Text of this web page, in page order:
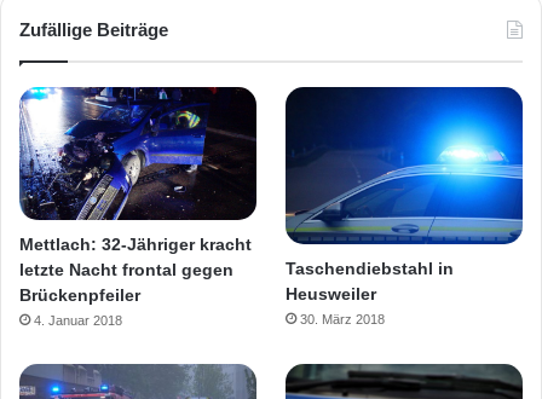
Zufällige Beiträge
Mettlach: 32-Jähriger kracht
letzte Nacht frontal gegen
Brückenpfeiler
4. Januar 2018
Taschendiebstahl in
Heusweiler
30. März 2018